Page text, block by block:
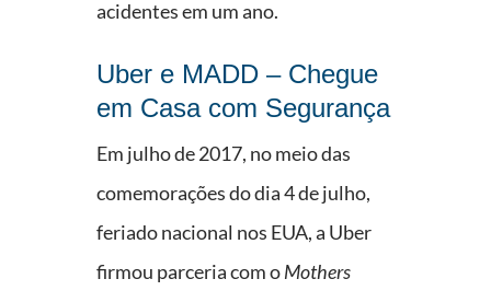
acidentes em um ano.
Uber e MADD – Chegue
em Casa com Segurança
Em julho de 2017, no meio das
comemorações do dia 4 de julho,
feriado nacional nos EUA, a Uber
firmou parceria com oMothers